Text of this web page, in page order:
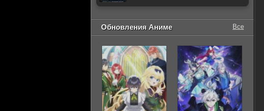
Обновления Аниме Все